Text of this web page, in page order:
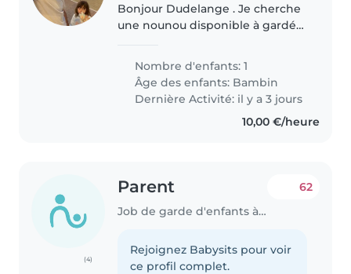
Bonjour Dudelange . Je cherche
une nounou disponible à gardé
23heures possibilité de
hébergement merci de me
contacter..
Nombre d'enfants: 1
Âge des enfants: Bambin
Dernière Activité: il y a 3 jours
10,00 €/heure
(4)
Parent
Job de garde d'enfants à Dudelange
62
Rejoignez Babysits pour voir
ce profil complet.